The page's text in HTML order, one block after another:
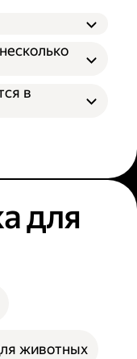
в
для
животных